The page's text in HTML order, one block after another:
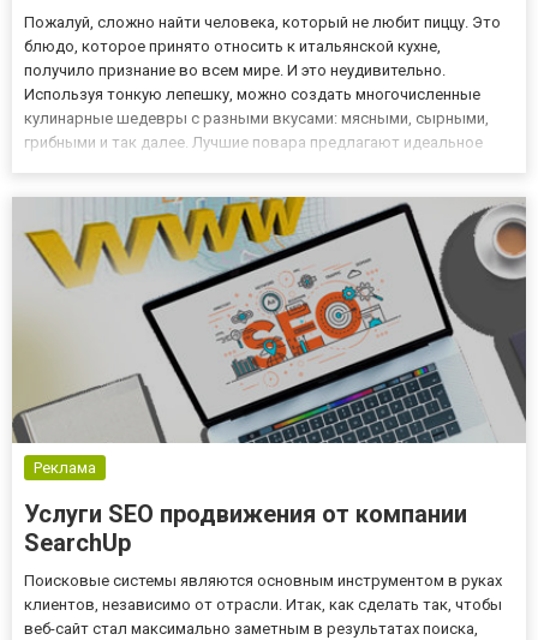
Пожалуй, сложно найти человека, который не любит пиццу. Это
блюдо, которое принято относить к итальянской кухне,
получило признание во всем мире. И это неудивительно.
Используя тонкую лепешку, можно создать многочисленные
кулинарные шедевры с разными вкусами: мясными, сырными,
грибными и так далее. Лучшие повара предлагают идеальное
Реклама
Услуги SEO продвижения от компании
SearchUp
Поисковые системы являются основным инструментом в руках
клиентов, независимо от отрасли. Итак, как сделать так, чтобы
веб-сайт стал максимально заметным в результатах поиска,